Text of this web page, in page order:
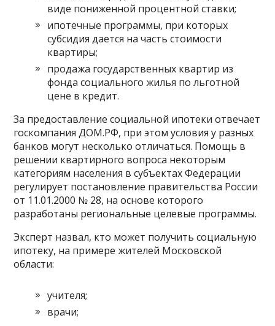
виде пониженной процентной ставки;
ипотечные программы, при которых
субсидия дается на часть стоимости
квартиры;
продажа государственных квартир из
фонда социального жилья по льготной
цене в кредит.
За предоставление социальной ипотеки отвечает
госкомпания ДОМ.РФ, при этом условия у разных
банков могут несколько отличаться. Помощь в
решении квартирного вопроса некоторым
категориям населения в субъектах Федерации
регулирует постановление правительства России
от 11.01.2000 № 28, на основе которого
разработаны региональные целевые программы.
Эксперт назвал, кто может получить социальную
ипотеку, на примере жителей Московской
области:
учителя;
врачи;